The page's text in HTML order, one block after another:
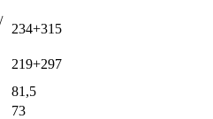
234+315
219+297
81,5
73